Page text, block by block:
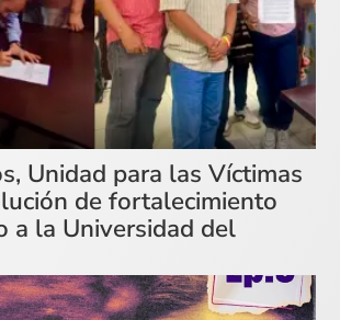
Unidad para las Víctimas
de fortalecimiento
a la Universidad del